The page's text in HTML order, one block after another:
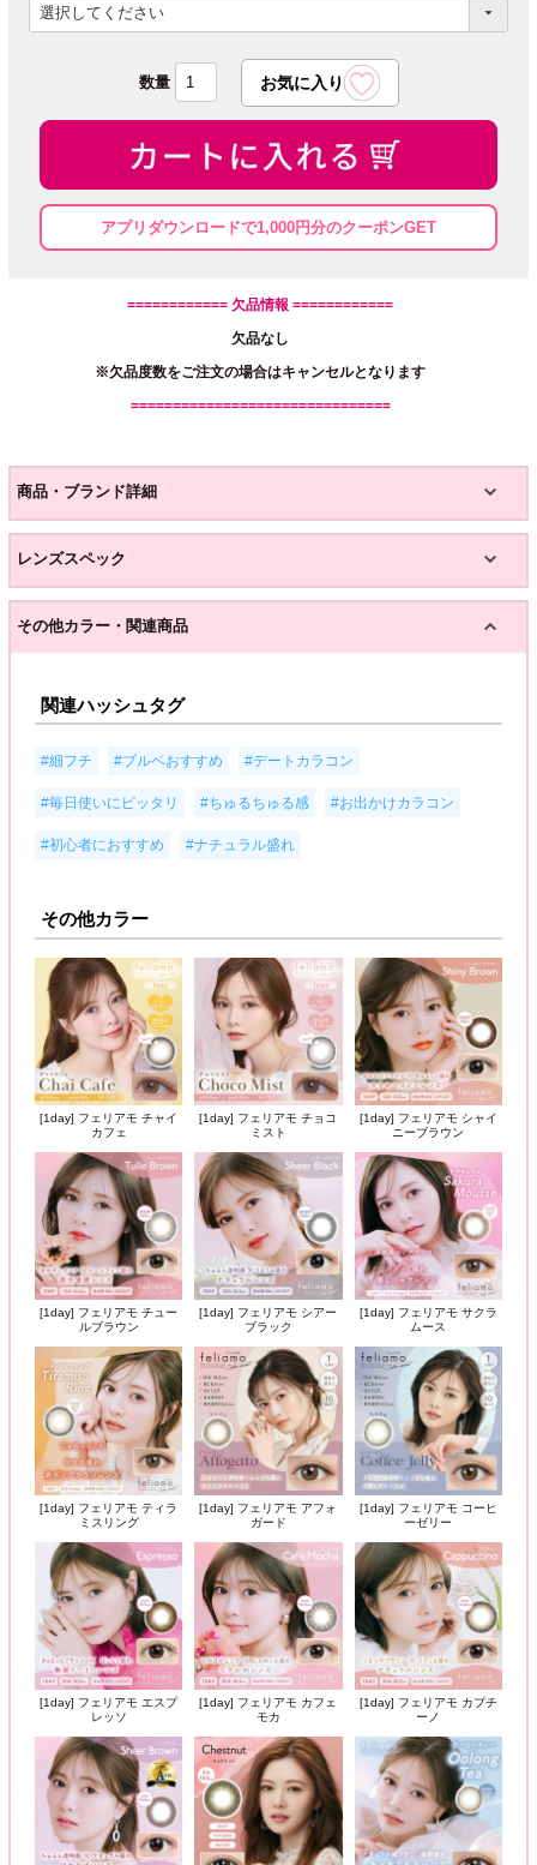
須)
アプリダウンロードで1,000円分のクーポンGET
============ 欠品情報 ============
欠品なし
※欠品度数をご注文の場合はキャンセルとなります
===============================
商品・ブランド詳細
レンズスペック
その他カラー・関連商品
関連ハッシュタグ
#細フチ #ブルベおすすめ #デートカラコン
#毎日使いにピッタリ #ちゅるちゅる感 #お出かけカラコン
#初心者におすすめ #ナチュラル盛れ
その他カラー
[1day] フェリアモ チャイ
カフェ
[1day] フェリアモ チョコ
ミスト
[1day] フェリアモ シャイ
ニーブラウン
[1day] フェリアモ チュー
ルブラウン
[1day] フェリアモ シアー
ブラック
[1day] フェリアモ サクラ
ムース
[1day] フェリアモ ティラ
ミスリング
[1day] フェリアモ アフォ
ガード
[1day] フェリアモ コーヒ
ーゼリー
[1day] フェリアモ エスプ
レッソ
[1day] フェリアモ カフェ
モカ
[1day] フェリアモ カプチ
ーノ